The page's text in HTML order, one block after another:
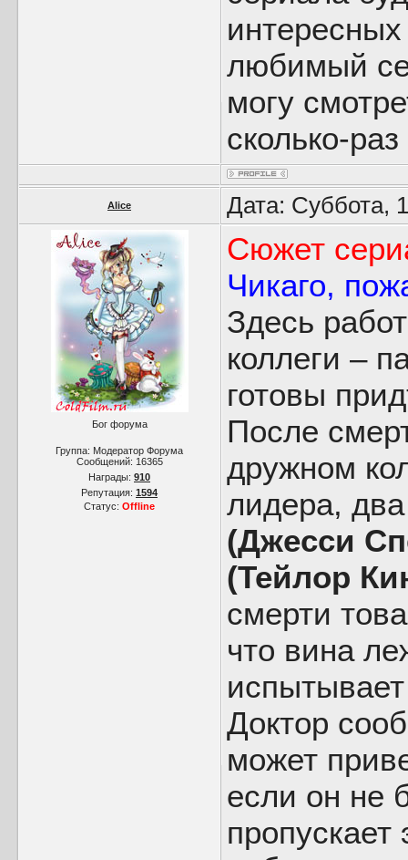
любимый
могу
сколько-
Alice Дата: Суббота,
Бог форума
Группа: Модератор Форума
Сообщений: 16365
Награды: 910
Репутация: 1594
Статус: Offline
Сюжет
Чикаго,
Здесь
коллеги –
готовы
После
дружном
лидера,
(Джесси
(Тейлор
смерти
что вина
Доктор
может
если он не